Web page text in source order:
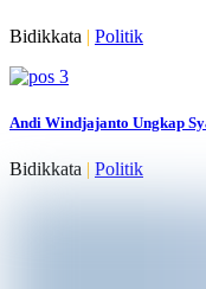
Bidikkata | Politik
Andi Windjajanto Ungkap
Bidikkata | Politik